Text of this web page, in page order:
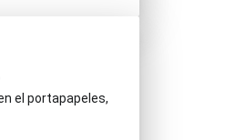
el portapapeles,